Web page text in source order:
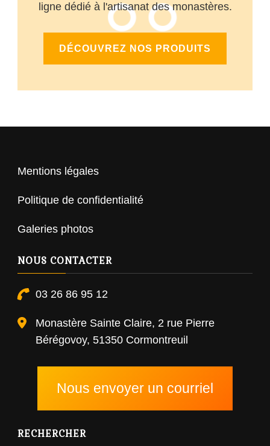
ligne dédié à l'artisanat des monastères.
DÉCOUVREZ NOS PRODUITS
Mentions légales
Politique de confidentialité
Galeries photos
NOUS CONTACTER
03 26 86 95 12
Monastère Sainte Claire, 2 rue Pierre
Bérégovoy, 51350 Cormontreuil
Nous envoyer un courriel
RECHERCHER